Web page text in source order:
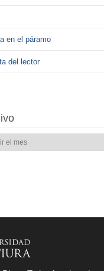
en el páramo
del lector